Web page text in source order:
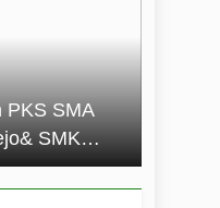
PKS SMA
SMK